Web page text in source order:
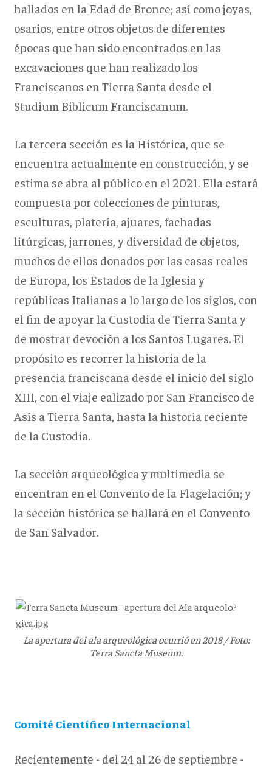
hallados en la Edad de Bronce; así como joyas,
osarios, entre otros objetos de diferentes
épocas que han sido encontrados en las
excavaciones que han realizado los
Franciscanos en Tierra Santa desde el
Studium Biblicum Franciscanum.
La tercera sección es la Histórica, que se
encuentra actualmente en construcción, y se
estima se abra al público en el 2021. Ella estará
compuesta por colecciones de pinturas,
esculturas, platería, ajuares, fachadas
litúrgicas, jarrones, y diversidad de objetos,
muchos de ellos donados por las casas reales
de Europa, los Estados de la Iglesia y
repúblicas Italianas a lo largo de los siglos, con
el fin de apoyar la Custodia de Tierra Santa y
de mostrar devoción a los Santos Lugares. El
propósito es recorrer la historia de la
presencia franciscana desde el inicio del siglo
XIII, con el viaje ealizado por San Francisco de
Asís a Tierra Santa, hasta la historia reciente
de la Custodia.
La sección arqueológica y multimedia se
encentran en el Convento de la Flagelación; y
la sección histórica se hallará en el Convento
de San Salvador.
La apertura del ala arqueológica ocurrió en 2018 / Foto:
Terra Sancta Museum.
Comité Científico Internacional
Recientemente - del 24 al 26 de septiembre -